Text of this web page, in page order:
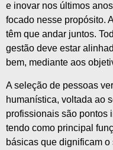
e inovar nos últimos
focado nesse propósito.
têm que andar juntos.
gestão deve estar
bem, mediante aos
A seleção de pessoas
humanística, voltada ao
profissionais são pontos
tendo como principal
básicas que dignificam